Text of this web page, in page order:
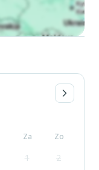
Za Zo
1 2